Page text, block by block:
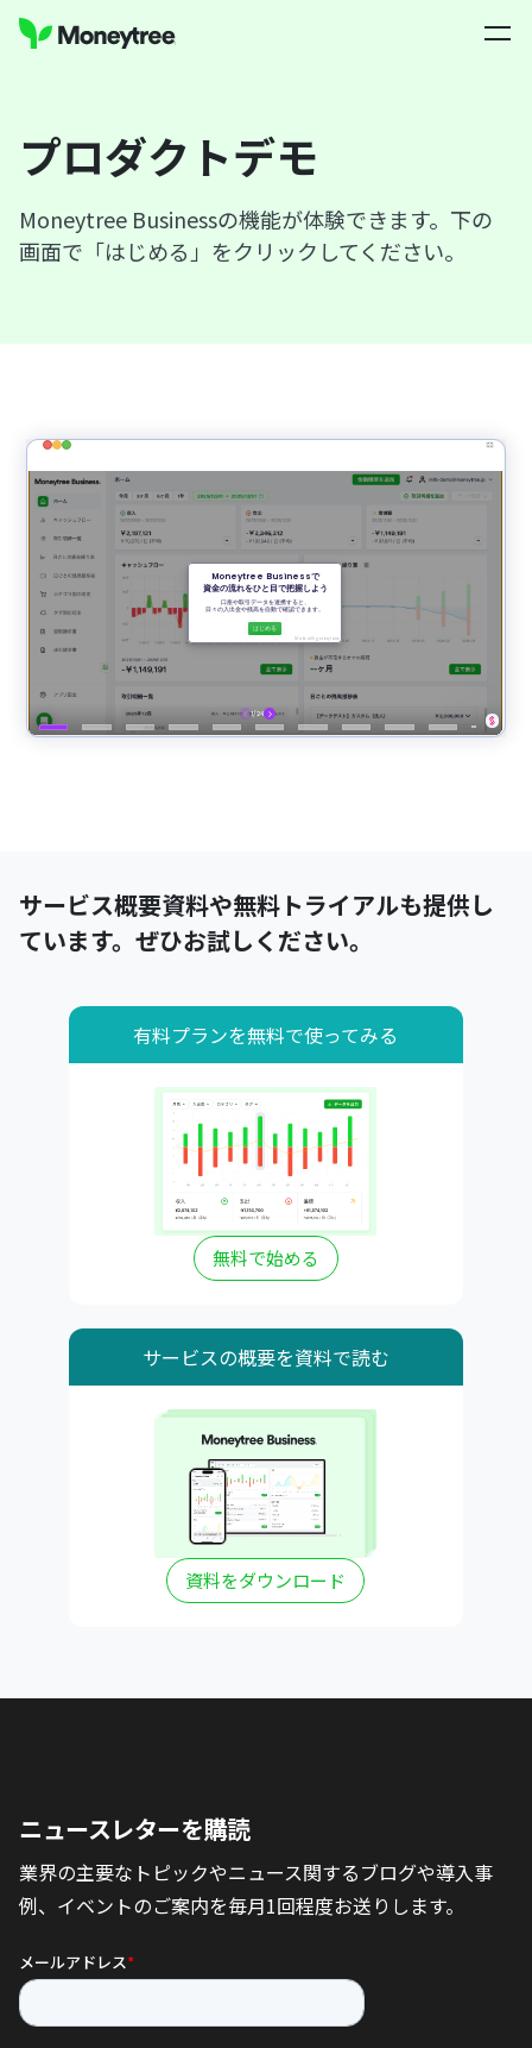
プロダクトデモ
Moneytree Businessの機能が体験できます。下の
画面で「はじめる」をクリックしてください。
サービス概要資料や無料トライアルも提供し
ています。ぜひお試しください。
有料プランを無料で使ってみる
無料で始める
サービスの概要を資料で読む
資料をダウンロード
ニュースレターを購読
業界の主要なトピックやニュース関するブログや導入事
例、イベントのご案内を毎月1回程度お送りします。